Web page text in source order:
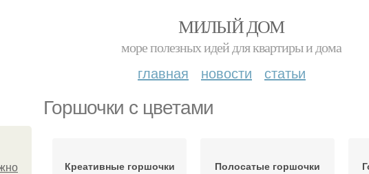
МИЛЫЙ ДОМ
море полезных идей для квартиры и дома
главная новости статьи
Горшочки с цветами
Креативные горшочки Полосатые горшочки